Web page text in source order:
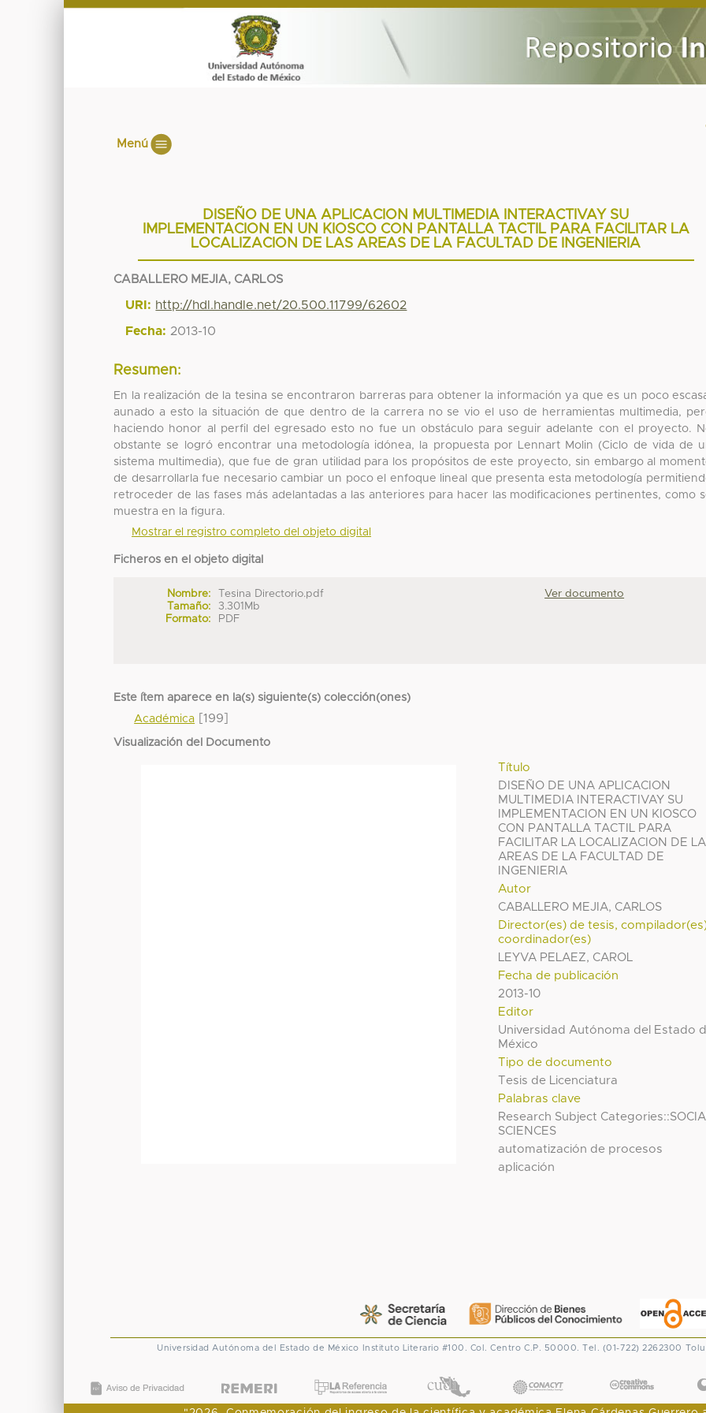
Menú
DISEÑO DE UNA APLICACION MULTIMEDIA INTERACTIVAY SU
IMPLEMENTACION EN UN KIOSCO CON PANTALLA TACTIL PARA FACILITAR LA
LOCALIZACION DE LAS AREAS DE LA FACULTAD DE INGENIERIA
CABALLERO MEJIA, CARLOS
URI: http://hdl.handle.net/20.500.11799/62602
Fecha: 2013-10
Resumen:
En la realización de la tesina se encontraron barreras para obtener la información ya que es un poco
aunado a esto la situación de que dentro de la carrera no se vio el uso de herramientas multimedia,
haciendo honor al perfil del egresado esto no fue un obstáculo para seguir adelante con el proyecto.
obstante se logró encontrar una metodología idónea, la propuesta por Lennart Molin (Ciclo de vida de
sistema multimedia), que fue de gran utilidad para los propósitos de este proyecto, sin embargo al
de desarrollarla fue necesario cambiar un poco el enfoque lineal que presenta esta metodología
retroceder de las fases más adelantadas a las anteriores para hacer las modificaciones pertinentes, como
muestra en la figura.
Mostrar el registro completo del objeto digital
Ficheros en el objeto digital
Nombre:
Tesina Directorio.pdf
Tamaño:
3.301Mb
Formato:
PDF
Ver documento
Este ítem aparece en la(s) siguiente(s) colección(ones)
Académica [199]
Visualización del Documento
Título
DISEÑO DE UNA APLICACION
MULTIMEDIA INTERACTIVAY SU
IMPLEMENTACION EN UN KIOSCO
CON PANTALLA TACTIL PARA
FACILITAR LA LOCALIZACION DE
AREAS DE LA FACULTAD DE
INGENIERIA
Autor
CABALLERO MEJIA, CARLOS
Director(es) de tesis,
coordinador(es)
LEYVA PELAEZ, CAROL
Fecha de publicación
2013-10
Editor
Universidad Autónoma del Estado
México
Tipo de documento
Tesis de Licenciatura
Palabras clave
Research Subject Categories::SOCIAL
SCIENCES
automatización de procesos
aplicación
Universidad Autónoma del Estado de México Instituto Literario #100. Col. Centro C.P. 50000. Tel. (01-722) 2262300